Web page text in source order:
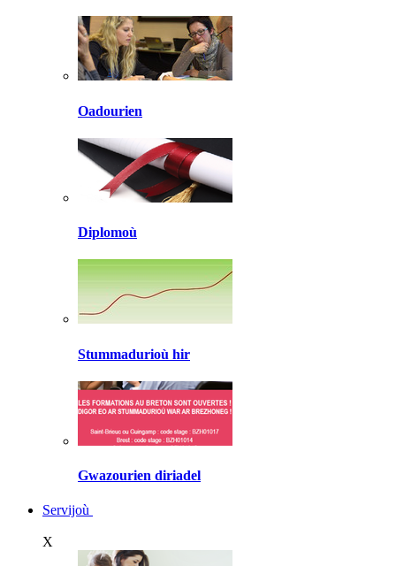
Oadourien
Diplomoù
Stummadurioù hir
Gwazourien diriadel
Servijoù
X